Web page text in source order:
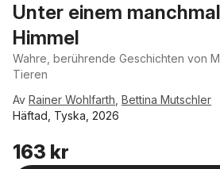
Unter einem
Himmel
Wahre, berührende Geschichten von
Tieren
Av Rainer Wohlfarth Bettina Mutschler
Häftad, Tyska, 2026
163 kr